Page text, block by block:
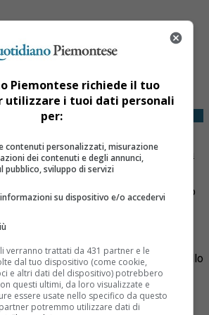
Piemontese come Fonte preferita
della Polizia di Stato contro
e le violazioni della nuova
shop.
mirati nelle principali piazze
Di seguito la cronaca del caso nello
Piemontese richiede il tuo
utilizzare i tuoi dati personali
per:
contenuti personalizzati, misurazione
dei contenuti e degli annunci,
pubblico, sviluppo di servizi
su dispositivo e/o accedervi
verranno trattati da 431 partner e le
dal tuo dispositivo (come cookie,
e altri dati del dispositivo) potrebbero
questi ultimi, da loro visualizzate e
essere usate nello specifico da questo
potremmo utilizzare dati di